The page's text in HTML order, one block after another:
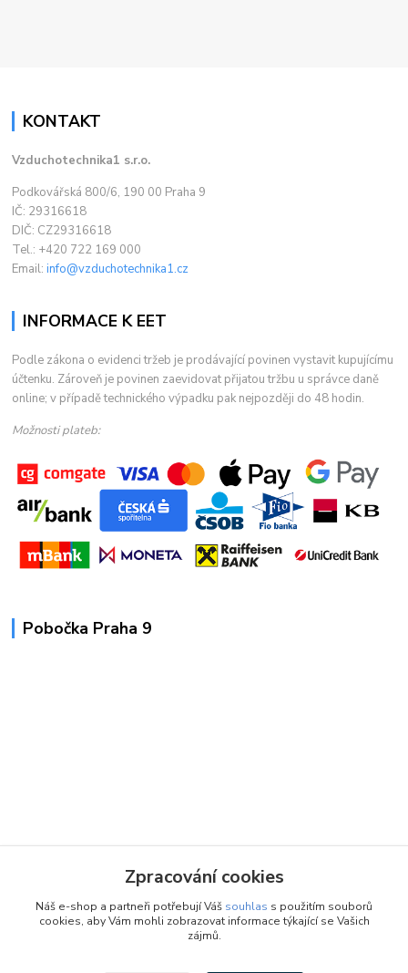
KONTAKT
Vzduchotechnika1 s.r.o.
Podkovářská 800/6, 190 00 Praha 9
IČ: 29316618
DIČ: CZ29316618
Tel.: +420 722 169 000
Email:info@vzduchotechnika1.cz
INFORMACE K EET
Podle zákona o evidenci tržeb je prodávající povinen vystavit kupujícímu
účtenku. Zároveň je povinen zaevidovat přijatou tržbu u správce daně
online; v případě technického výpadku pak nejpozději do 48 hodin.
Možnosti plateb:
Pobočka Praha 9
Zpracování cookies
Náš e-shop a partneři potřebují Váš souhlas s použitím souborů
cookies, aby Vám mohli zobrazovat informace týkající se Vašich
zájmů.